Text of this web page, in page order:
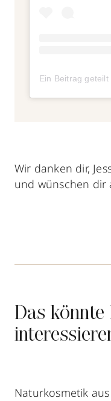
Wir danken dir,
und wünschen dir
Das könnte
Naturkosmetik